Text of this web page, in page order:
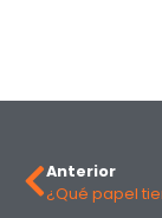
Anterior